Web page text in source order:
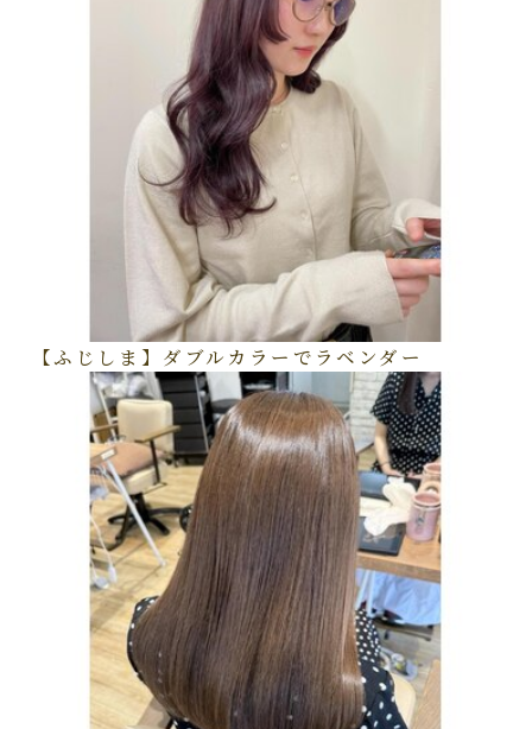
【ふじしま】ダブルカラーでラベンダー